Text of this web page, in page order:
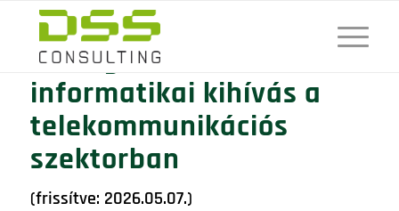
A 6 legfontosabb
informatikai kihívás a
telekommunikációs
szektorban
(frissítve: 2026.05.07.)